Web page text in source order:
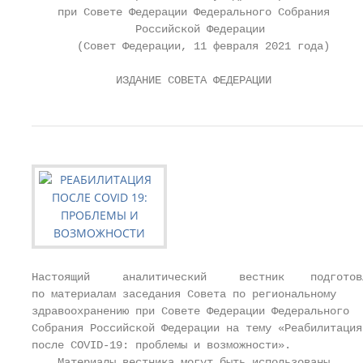
    при Совете Федерации Федерального Собрания
                Российской Федерации
       (Совет Федерации, 11 февраля 2021 года)
             ИЗДАНИЕ СОВЕТА ФЕДЕРАЦИИ
Настоящий     аналитический     вестник
по материалам заседания Совета по региональному
здравоохранению при Совете Федерации Федерального
Собрания Российской Федерации на тему «Реабилитация
после COVID-19: проблемы и возможности».